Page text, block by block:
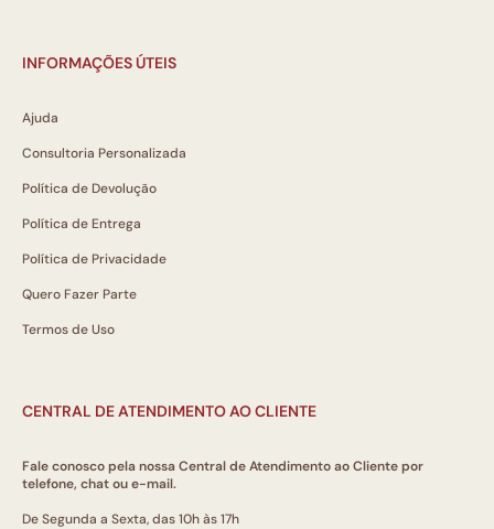
INFORMAÇÕES ÚTEIS
Ajuda
Consultoria Personalizada
Política de Devolução
Política de Entrega
Política de Privacidade
Quero Fazer Parte
Termos de Uso
CENTRAL DE ATENDIMENTO AO CLIENTE
Fale conosco pela nossa Central de Atendimento ao Cliente por
telefone, chat ou e-mail.
De Segunda a Sexta, das 10h às 17h